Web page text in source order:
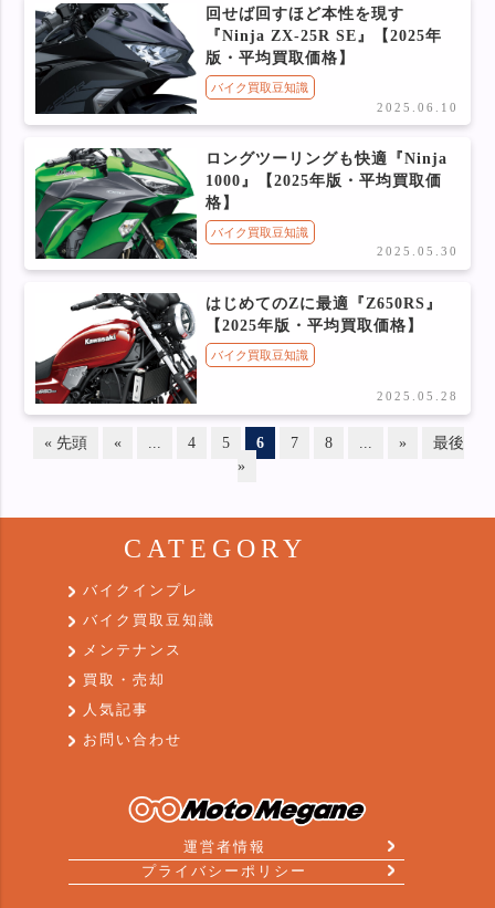
回せば回すほど本性を現す
『Ninja ZX-25R SE』【2025年
版・平均買取価格】
バイク買取豆知識
2025.06.10
ロングツーリングも快適『Ninja
1000』【2025年版・平均買取価
格】
バイク買取豆知識
2025.05.30
はじめてのZに最適『Z650RS』
【2025年版・平均買取価格】
バイク買取豆知識
2025.05.28
« 先頭 « ... 4 5 6 7 8 ... »
最後
»
運営者情報
プライバシーポリシー
CATEGORY
バイクインプレ
バイク買取豆知識
メンテナンス
買取・売却
人気記事
お問い合わせ